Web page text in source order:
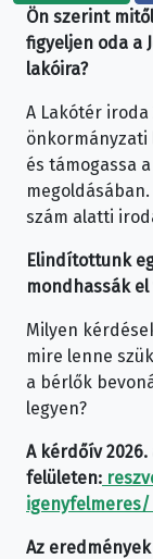
Ön szerint
figyeljen oda a
lakóira?
A Lakótér
és támogassa
szám alatti
Elindítottunk
mondhassák
Milyen
mire lenne
a bérlők
legyen?
A kérdőív
felületen:
igenyfelmeres/
Az